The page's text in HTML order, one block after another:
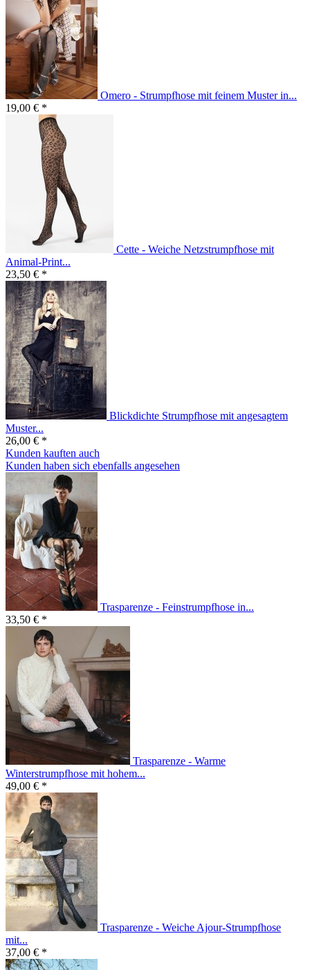
Omero - Strumpfhose mit feinem Muster in...
19,00 € *
Cette - Weiche Netzstrumpfhose mit
Animal-Print...
23,50 € *
Blickdichte Strumpfhose mit angesagtem
Muster...
26,00 € *
Kunden kauften auch
Kunden haben sich ebenfalls angesehen
Trasparenze - Feinstrumpfhose in...
33,50 € *
Trasparenze - Warme
Winterstrumpfhose mit hohem...
49,00 € *
Trasparenze - Weiche Ajour-Strumpfhose
mit...
37,00 € *